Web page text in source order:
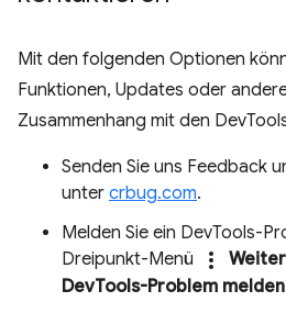
Mit den folgenden Optionen
Funktionen, Updates oder
Zusammenhang mit den
Senden Sie uns Feedback
unter crbug.com.
Melden Sie ein DevTools-
Dreipunkt-Menü
more_vert
DevTools-Problem melden